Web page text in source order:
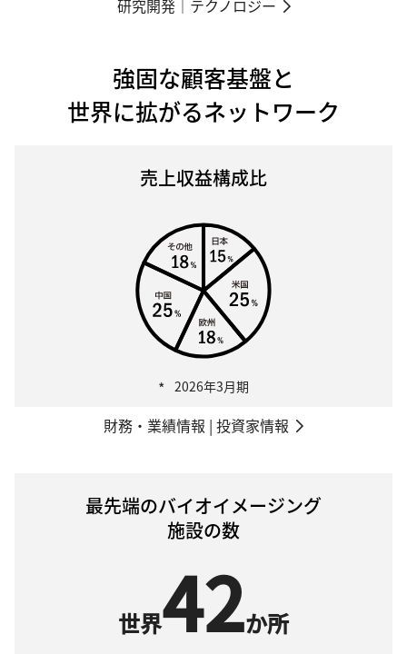
研究開発｜テクノロジー
強固な顧客基盤と
世界に拡がるネットワーク
売上収益構成比
* 2026年3月期
財務・業績情報 | 投資家情報
最先端のバイオイメージング
施設の数
世界42か所